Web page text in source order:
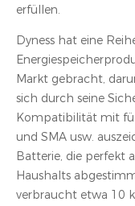
erfüllen.
Dyness hat eine
Markt gebracht,
sich durch seine
Kompatibilität mit
und SMA usw.
Batterie, die perfekt
Haushalts
verbraucht etwa 10